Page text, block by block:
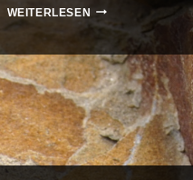
WEITERLESEN 25
GOLDMEDAILLEN
FINALISTEN